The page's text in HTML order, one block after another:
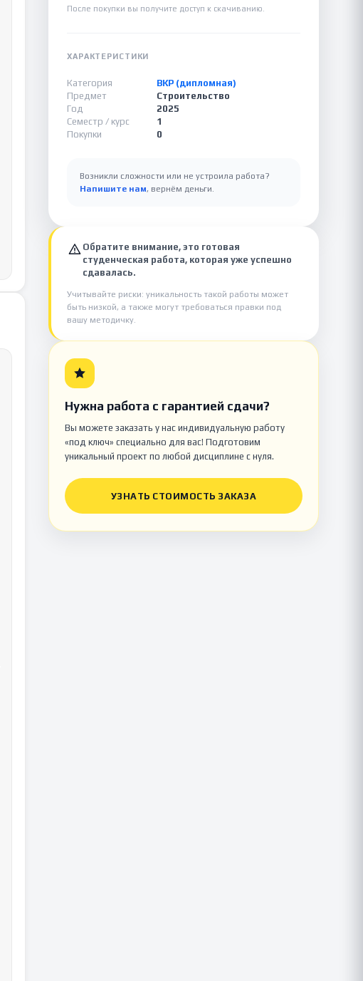
После покупки вы получите доступ к скачиванию.
ХАРАКТЕРИСТИКИ
Категория
ВКР (дипломная)
Предмет
Строительство
Год
2025
Семестр / курс
1
Покупки
0
Возникли сложности или не устроила работа?
Напишите нам, вернём деньги.
Обратите внимание, это готовая
студенческая работа, которая уже успешно
сдавалась.
Учитывайте риски: уникальность такой работы может
быть низкой, а также могут требоваться правки под
вашу методичку.
Нужна работа с гарантией сдачи?
Вы можете заказать у нас индивидуальную работу
«под ключ» специально для вас! Подготовим
уникальный проект по любой дисциплине с нуля.
УЗНАТЬ СТОИМОСТЬ ЗАКАЗА